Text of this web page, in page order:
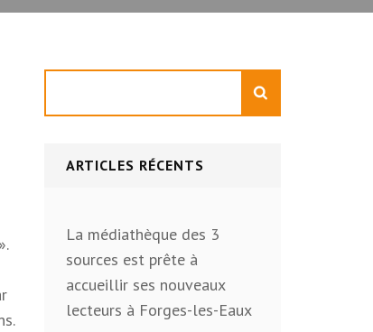
ARTICLES RÉCENTS
La médiathèque des 3
sources est prête à
accueillir ses nouveaux
lecteurs à Forges-les-Eaux